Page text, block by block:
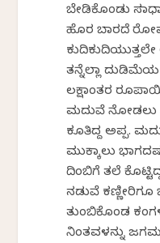
ಬೇಡಿಕೊಂಡು
ಹೊರ ಬಾರದೆ
ಕುದಿಕುದಿಯುತ್ತಲೇ
ತನ್ನೆಲ್ಲಾ
ಲಕ್ಷಾಂತರ
ಮದುವೆ ನೋಡಲು
ಕೂತಿದ್ದ ಅಪ್ಪ.
ಮುಕ್ಕಾಲು
ದಿಂಬಿಗೆ ತಲೆ
ನಡುವೆ
ತುಂಬಿಕೊಂಡ
ನಿಂತವಳನ್ನು